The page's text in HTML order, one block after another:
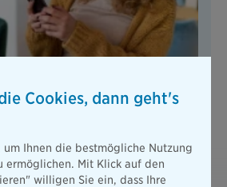
der Rentenversicherung
Cookies, dann geht's
um Ihnen die bestmögliche Nutzung
ermöglichen. Mit Klick auf den
willigen Sie ein, dass Ihre